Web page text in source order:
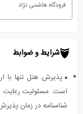
فرودگاه هاشمی نژاد
شرایط و ضوابط
پذیرش هتل تنها با
است. مسئولیت رعایت
شناسنامه در زمان